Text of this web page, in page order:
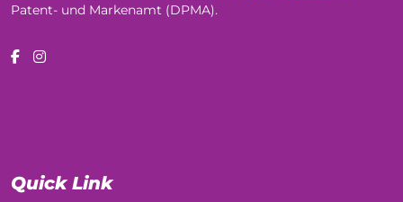
Patent- und Markenamt (DPMA).
Quick Link